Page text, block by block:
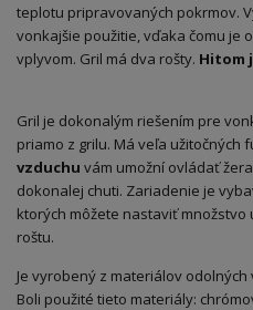
teplotu pripravovaných pokrmov.
vonkajšie použitie, vďaka čomu je
vplyvom. Gril má dva rošty. Hitom
Gril je dokonalým riešením pre
priamo z grilu. Má veľa užitočných
vzduchu vám umožní ovládať
dokonalej chuti. Zariadenie je
ktorých môžete nastaviť
roštu.
Je vyrobený z materiálov
Boli použité tieto materiály: